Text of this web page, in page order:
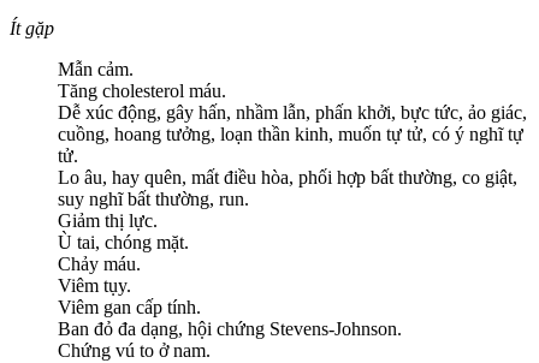
Ít gặp
Mẫn cảm.
Tăng cholesterol máu.
Dễ xúc động, gây hấn, nhầm lẫn, phấn khởi, bực tức, ảo giác,
cuồng, hoang tưởng, loạn thần kinh, muốn tự tử, có ý nghĩ tự
tử.
Lo âu, hay quên, mất điều hòa, phối hợp bất thường, co giật,
suy nghĩ bất thường, run.
Giảm thị lực.
Ù tai, chóng mặt.
Chảy máu.
Viêm tụy.
Viêm gan cấp tính.
Ban đỏ đa dạng, hội chứng Stevens-Johnson.
Chứng vú to ở nam.